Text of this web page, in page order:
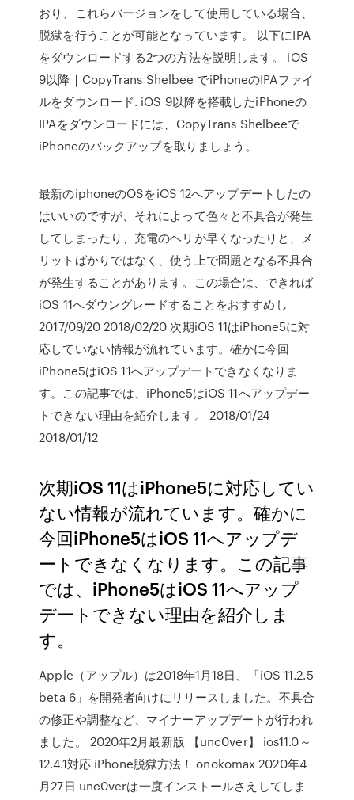
おり、これらバージョンをして使用している場合、
脱獄を行うことが可能となっています。 以下にIPA
をダウンロードする2つの方法を説明します。 iOS
9以降｜CopyTrans Shelbee でiPhoneのIPAファイ
ルをダウンロード. iOS 9以降を搭載したiPhoneの
IPAをダウンロードには、CopyTrans Shelbeeで
iPhoneのバックアップを取りましょう。
最新のiphoneのOSをiOS 12へアップデートしたの
はいいのですが、それによって色々と不具合が発生
してしまったり、充電のヘリが早くなったりと、メ
リットばかりではなく、使う上で問題となる不具合
が発生することがあります。この場合は、できれば
iOS 11へダウングレードすることをおすすめし
2017/09/20 2018/02/20 次期iOS 11はiPhone5に対
応していない情報が流れています。確かに今回
iPhone5はiOS 11へアップデートできなくなりま
す。この記事では、iPhone5はiOS 11へアップデー
トできない理由を紹介します。 2018/01/24
2018/01/12
次期iOS 11はiPhone5に対応してい
ない情報が流れています。確かに
今回iPhone5はiOS 11へアップデ
ートできなくなります。この記事
では、iPhone5はiOS 11へアップ
デートできない理由を紹介しま
す。
Apple（アップル）は2018年1月18日、「iOS 11.2.5
beta 6」を開発者向けにリリースしました。不具合
の修正や調整など、マイナーアップデートが行われ
ました。 2020年2月最新版 【unc0ver】 ios11.0～
12.4.1対応 iPhone脱獄方法！ onokomax 2020年4
月27日 unc0verは一度インストールさえしてしま